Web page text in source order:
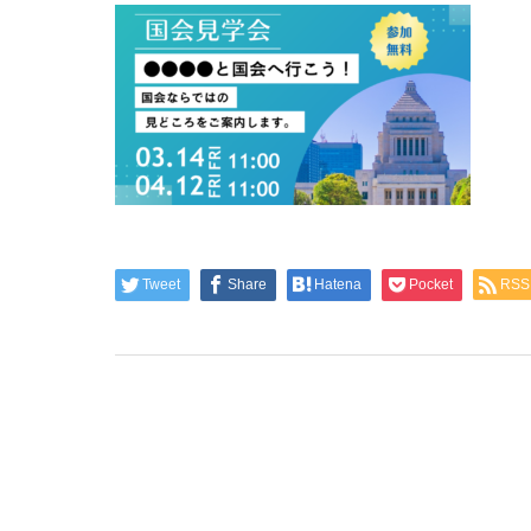
Child
子育て支援
Tweet Share Hatena Pocket RSS